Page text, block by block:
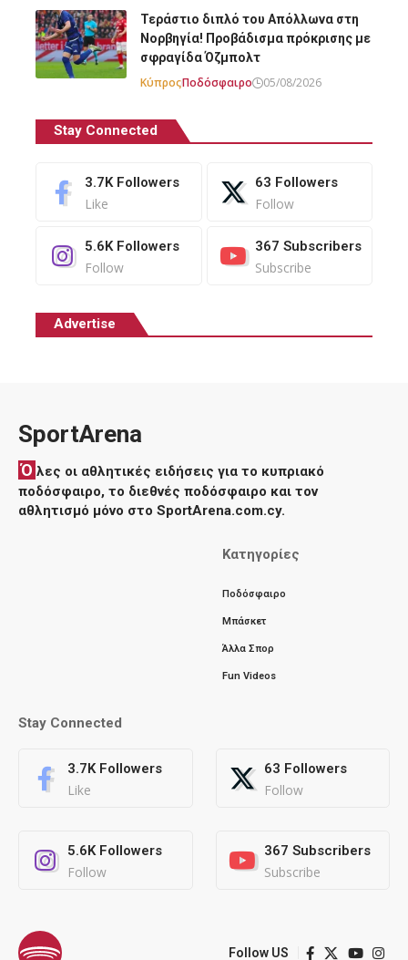
Τεράστιο διπλό του Απόλλωνα στη
Νορβηγία! Προβάδισμα πρόκρισης με
σφραγίδα Όζμπολτ
ΚύπροςΠοδόσφαιρο 05/08/2026
Stay Connected
3.7K Followers
Like
63 Followers
Follow
5.6K Followers
Follow
367 Subscribers
Subscribe
Advertise
SportArena
Ό λες οι αθλητικές ειδήσεις για το κυπριακό
ποδόσφαιρο, το διεθνές ποδόσφαιρο και τον
αθλητισμό μόνο στο SportArena.com.cy.
Κατηγορίες
Ποδόσφαιρο
Μπάσκετ
Άλλα Σπορ
Fun Videos
Stay Connected
3.7K Followers
Like
63 Followers
Follow
5.6K Followers
Follow
367 Subscribers
Subscribe
Follow US